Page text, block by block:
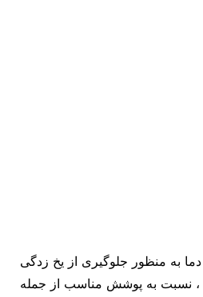
به منظور جلوگیری از یخ زدگی
، نسبت به پوشش مناسب از جمله